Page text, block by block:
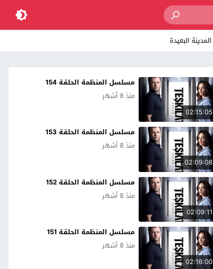
المدينة البعيدة
02:15:05
مسلسل المنظمة الحلقة 154
منذ 8 أشهر
02:09:08
مسلسل المنظمة الحلقة 153
منذ 8 أشهر
02:09:11
مسلسل المنظمة الحلقة 152
منذ 8 أشهر
02:16:00
مسلسل المنظمة الحلقة 151
منذ 8 أشهر